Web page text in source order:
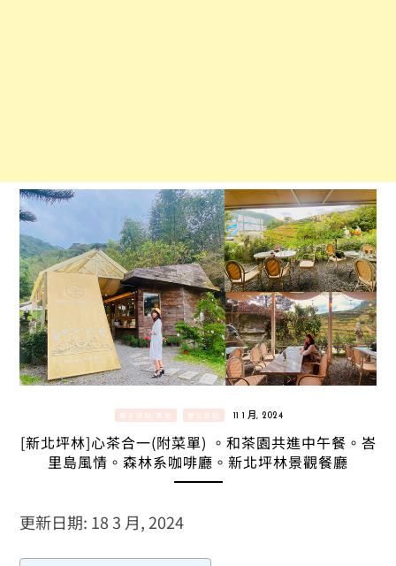
親子景點/美食 雙北景點 11 1 月, 2024
[新北坪林]心茶合一(附菜單) 。和茶園共進中午餐。峇
里島風情。森林系咖啡廳。新北坪林景觀餐廳
更新日期: 18 3 月, 2024